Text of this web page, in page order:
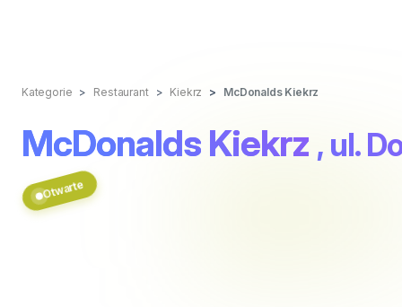
Kategorie Restaurant Kiekrz McDonalds Kiekrz
McDonalds Kiekrz , ul.
Otwarte